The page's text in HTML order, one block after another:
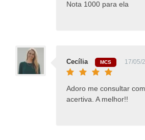
Nota 1000 para ela
Cecília MCS 17/05/
Adoro me consultar
acertiva. A melhor!!